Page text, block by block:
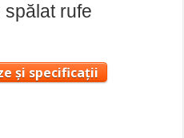
spălat rufe
și specificații